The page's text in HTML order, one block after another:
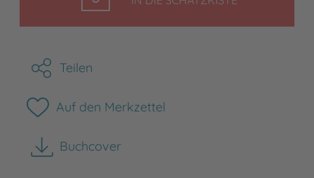
Teilen
Auf den Merkzettel
Buchcover
herunterladen